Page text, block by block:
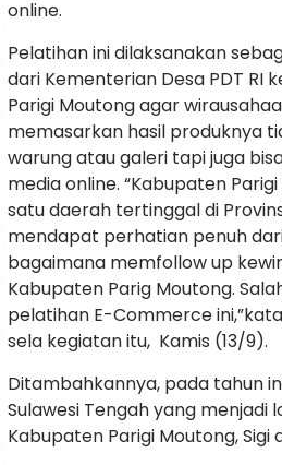
online.
Pelatihan ini dilaksanakan
dari Kementerian Desa PDT RI
Parigi Moutong agar
memasarkan hasil produknya
warung atau galeri tapi juga
media online. “Kabupaten
satu daerah tertinggal di
mendapat perhatian penuh
bagaimana memfollow up
Kabupaten Parig Moutong.
pelatihan E-Commerce
sela kegiatan itu, Kamis (13/9).
Ditambahkannya, pada tahun
Sulawesi Tengah yang menjadi
Kabupaten Parigi Moutong, Sigi